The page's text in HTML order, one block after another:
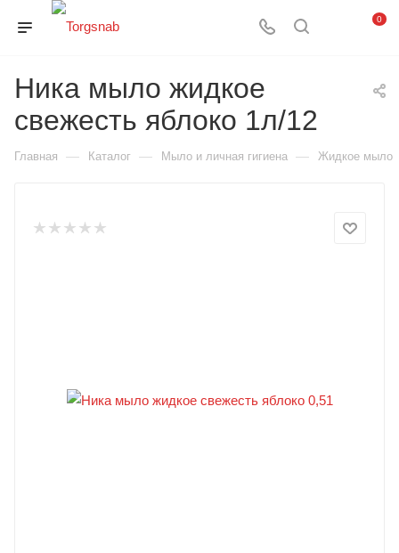
0
Ника мыло жидкое
свежесть яблоко 1л/12
Главная — Каталог — Мыло и личная гигиена — Жидкое мыло